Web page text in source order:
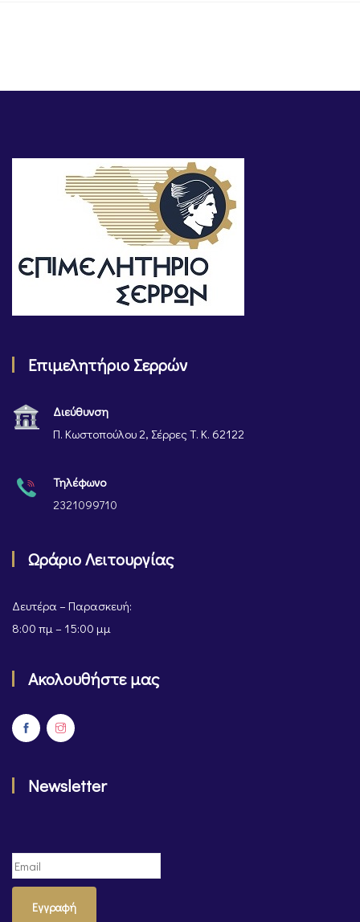
Επιμελητήριο Σερρών
Διεύθυνση
Π. Κωστοπούλου 2, Σέρρες Τ. Κ. 62122
Τηλέφωνο
2321099710
Ωράριο Λειτουργίας
Δευτέρα – Παρασκευή:
8:00 πμ – 15:00 μμ
Ακολουθήστε μας
Newsletter
Εγγραφή